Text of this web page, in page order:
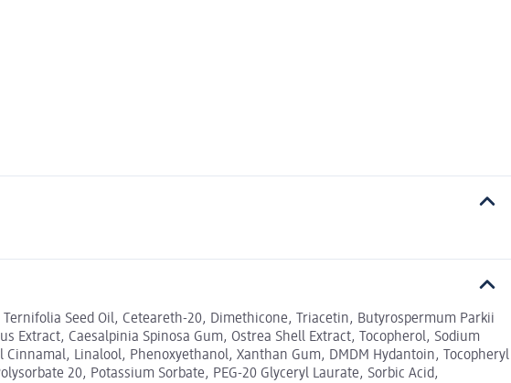
Seed Oil, Ceteareth-20, Dimethicone, Triacetin, Butyrospermum Parkii
Extract, Caesalpinia Spinosa Gum, Ostrea Shell Extract, Tocopherol, Sodium
Linalool, Phenoxyethanol, Xanthan Gum, DMDM Hydantoin, Tocopheryl
20, Potassium Sorbate, PEG-20 Glyceryl Laurate, Sorbic Acid,